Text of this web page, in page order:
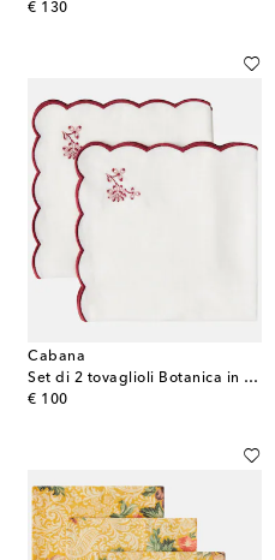
€ 130
original price
Cabana
Set di 2 tovaglioli Botanica in lino con ricamo
€ 100
original price